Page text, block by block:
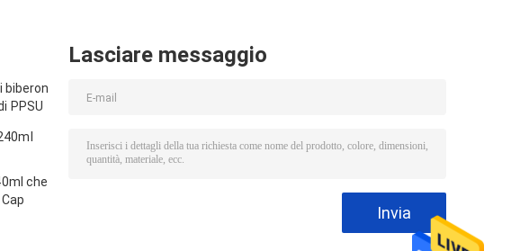
biberon
PPSU
che
Lasciare messaggio